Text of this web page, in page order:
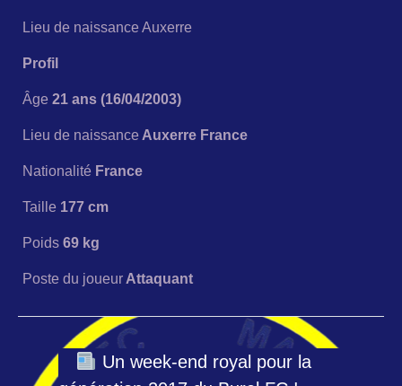
Lieu de naissance Auxerre
Profil
Âge 21 ans (16/04/2003)
Lieu de naissance Auxerre France
Nationalité France
Taille 177 cm
Poids 69 kg
Poste du joueur Attaquant
Un week-end royal pour la